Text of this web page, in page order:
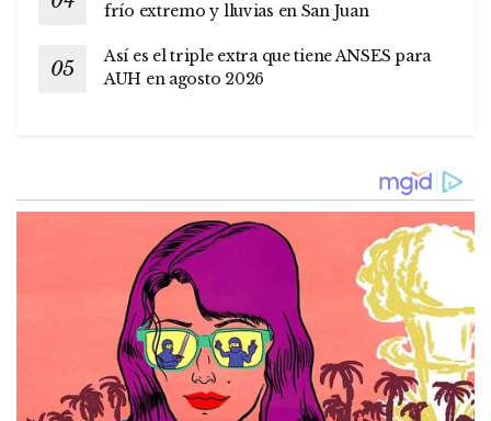
frío extremo y lluvias en San Juan
Así es el triple extra que tiene ANSES para
AUH en agosto 2026